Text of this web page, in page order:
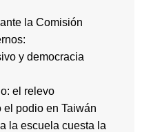
la Comisión
y democracia
el relevo
podio en Taiwán
la escuela cuesta la